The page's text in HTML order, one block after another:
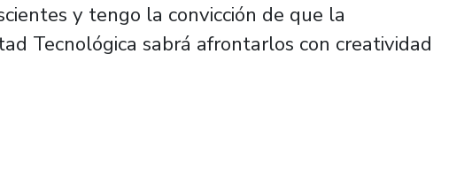
y tengo la convicción de que la
Tecnológica sabrá afrontarlos con creatividad